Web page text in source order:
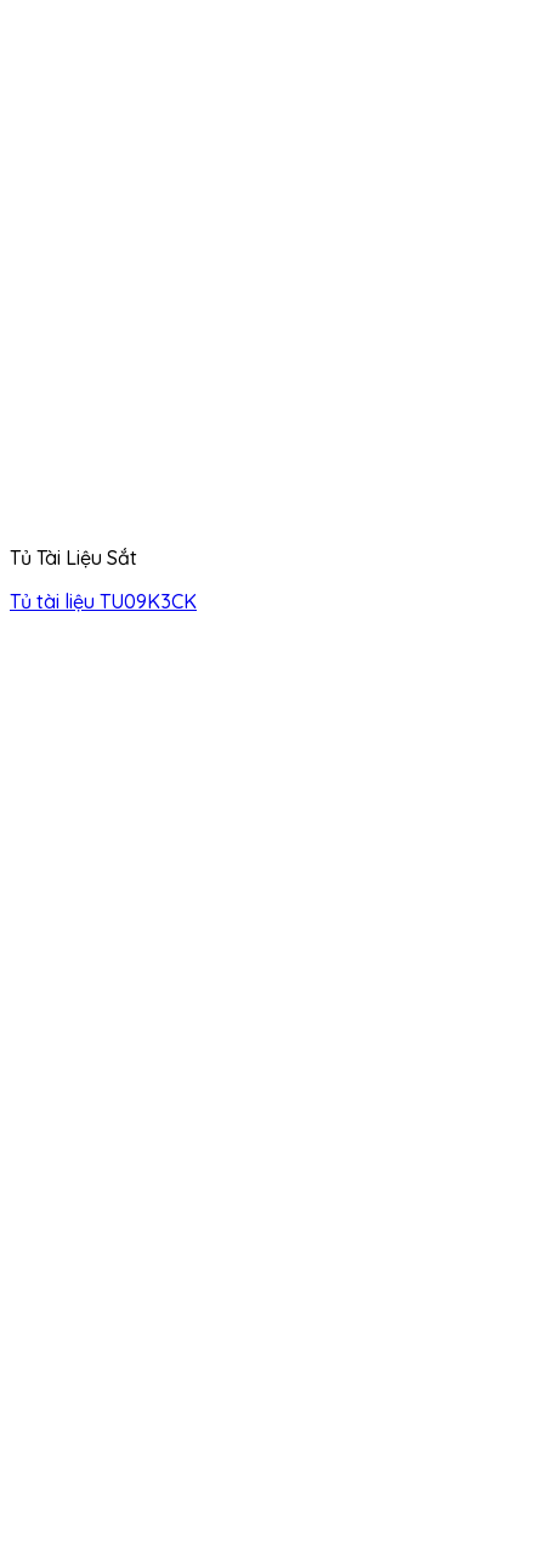
Tủ Tài Liệu Sắt
Tủ tài liệu TU09K3CK